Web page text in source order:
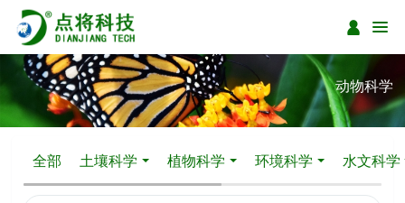
动物科学
全部 土壤科学 植物科学 环境科学 水文科学